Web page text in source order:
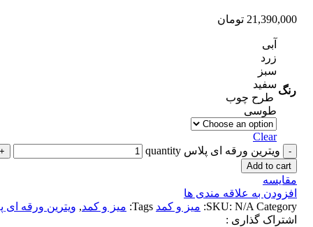
21,390,000 تومان
رنگ
آبی
زرد
سبز
سفید
طرح چوب
طوسی
Clear
ویترین ورقه ای پلاس quantity
Add to cart
مقایسه
افزودن به علاقه مندی ها
SKU: N/A Category: میز و کمد Tags: میز و کمد, ویترین ورقه ای
اشتراک گذاری :